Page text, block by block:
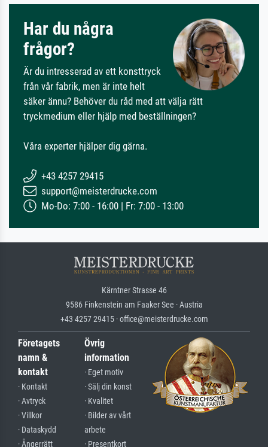
Har du några
frågor?
Är du intresserad av ett konsttryck
från vår fabrik, men är inte helt
säker ännu? Behöver du råd med att välja rätt
tryckmedium eller hjälp med beställningen?
Våra experter hjälper dig gärna.
+43 4257 29415
support@meisterdrucke.com
Mo-Do: 7:00 - 16:00 | Fr: 7:00 - 13:00
Kärntner Strasse 46
9586 Finkenstein am Faaker See · Austria
+43 4257 29415 · office@meisterdrucke.com
Företagets
namn &
kontakt
· Kontakt
· Avtryck
· Villkor
· Dataskydd
· Ångerrätt
Övrig
information
· Eget motiv
· Sälj din konst
· Kvalitet
· Bilder av vårt
arbete
· Presentkort